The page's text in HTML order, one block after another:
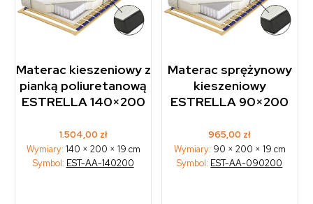
Materac kieszeniowy z
pianką poliuretanową
ESTRELLA 140×200
1.504,00 zł
Wymiary: 140 × 200 × 19 cm
Symbol: EST-AA-140200
Materac sprężynowy
kieszeniowy
ESTRELLA 90×200
965,00 zł
Wymiary: 90 × 200 × 19 cm
Symbol: EST-AA-090200